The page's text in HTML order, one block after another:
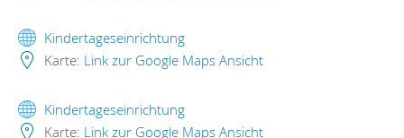
Kindertageseinrichtung
Karte: Link zur Google Maps Ansicht
Kindertageseinrichtung
Karte: Link zur Google Maps Ansicht